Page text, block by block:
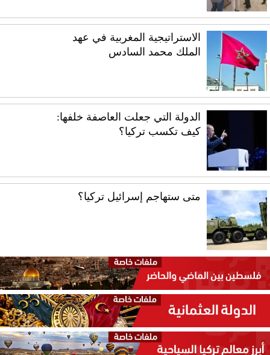
الاستراتيجية المغربية في عهد
الملك محمد السادس
الدولة التي جعلت العاصفة خلفها:
كيف تكسب تركيا؟
متى ستهاجم إسرائيل تركيا؟